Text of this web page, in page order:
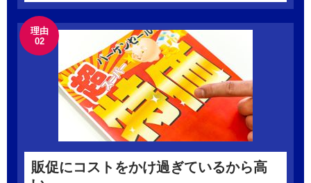
理由
02
販促にコストをかけ過ぎているから高